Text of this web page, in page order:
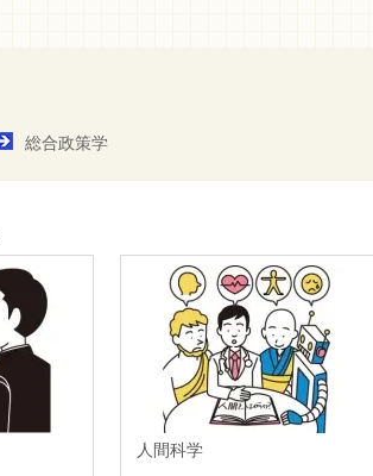
総合政策学
人間科学